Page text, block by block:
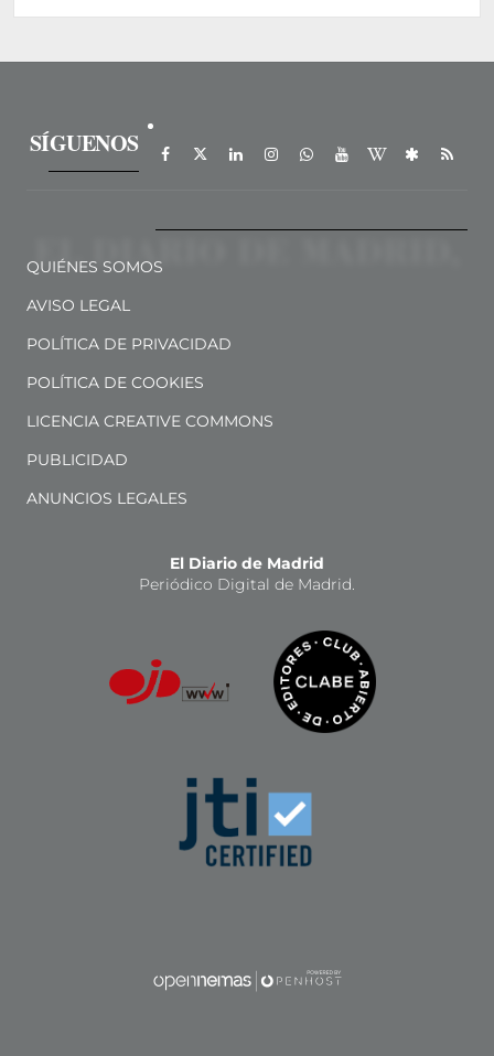
SÍGUENOS
QUIÉNES SOMOS
AVISO LEGAL
POLÍTICA DE PRIVACIDAD
POLÍTICA DE COOKIES
LICENCIA CREATIVE COMMONS
PUBLICIDAD
ANUNCIOS LEGALES
El Diario de Madrid
Periódico Digital de Madrid.